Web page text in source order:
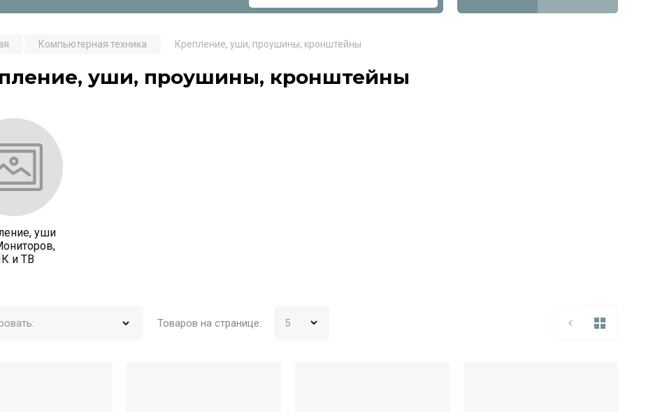
Компьютерная техника Крепление, уши, проушины, кронштейны
уши, проушины, кронштейны
уши
и ТВ
Товаров на странице: